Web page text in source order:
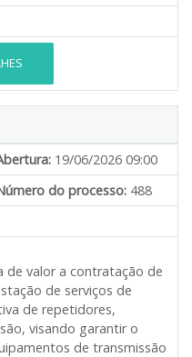
19/06/2026 09:00
do processo: 488
de valor a contratação de
de serviços de
de repetidores,
visando garantir o
de transmissão